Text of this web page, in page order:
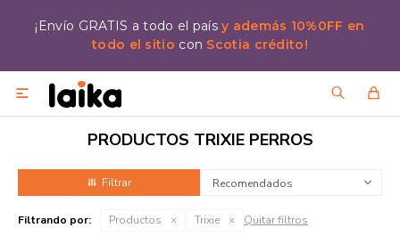
¡Envío GRATIS a todo el paísy además 10%0FF en
todo el sitio con Scotia crédito!

PRODUCTOS TRIXIE PERROS
Recomendados
Filtrando por: Productos Trixie Quitar filtros